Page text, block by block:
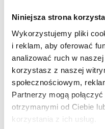
Niniejsza strona
Wykorzystujemy pliki
i reklam, aby oferować
analizować ruch w
korzystasz z naszej
społecznościowym,
Partnerzy mogą
otrzymanymi od Ciebie
korzystania z ich usług.
INNI KLIENCI